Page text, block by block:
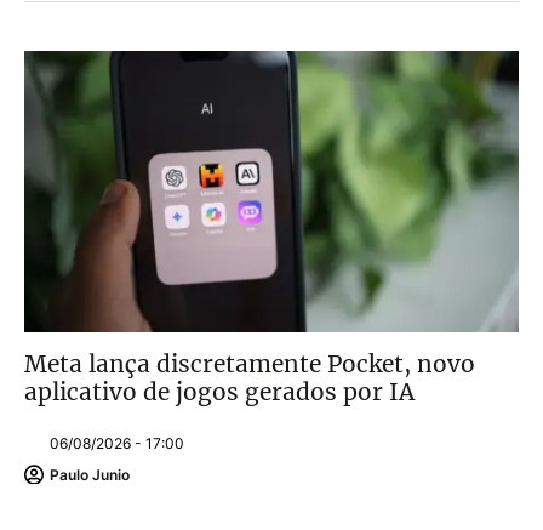
Meta lança discretamente Pocket, novo
aplicativo de jogos gerados por IA
06/08/2026 - 17:00
Paulo Junio